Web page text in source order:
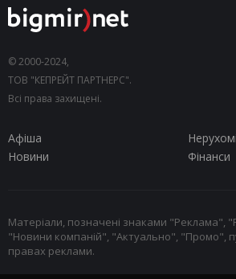
© 2000-2024,
ТОВ "КЕПРЕЙТ ПАРТНЕРС".
Всі права захищені.
Афіша
Новини
Фінанси
Матеріали, позначені знаками "Реклама",
"Новини компаній", "Актуально", "Промо",
правах реклами.